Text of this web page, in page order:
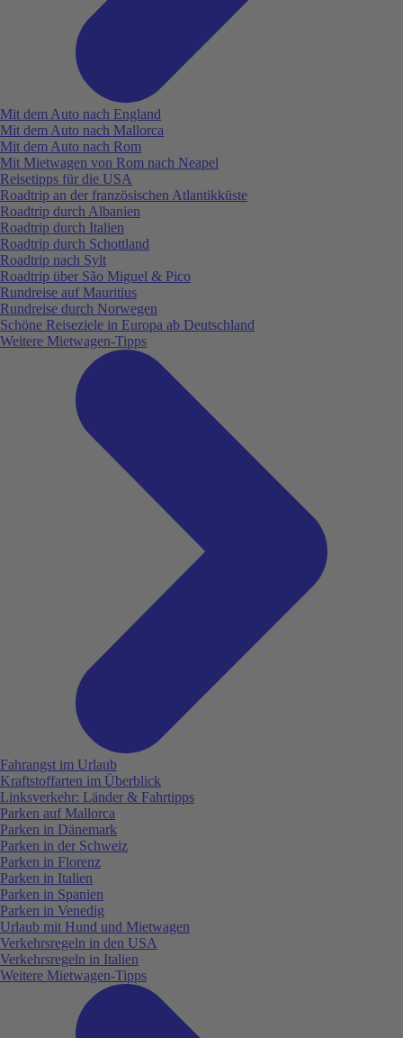
Mit dem Auto nach England
Mit dem Auto nach Mallorca
Mit dem Auto nach Rom
Mit Mietwagen von Rom nach Neapel
Reisetipps für die USA
Roadtrip an der französischen Atlantikküste
Roadtrip durch Albanien
Roadtrip durch Italien
Roadtrip durch Schottland
Roadtrip nach Sylt
Roadtrip über São Miguel & Pico
Rundreise auf Mauritius
Rundreise durch Norwegen
Schöne Reiseziele in Europa ab Deutschland
Weitere Mietwagen-Tipps
Fahrangst im Urlaub
Kraftstoffarten im Überblick
Linksverkehr: Länder & Fahrtipps
Parken auf Mallorca
Parken in Dänemark
Parken in der Schweiz
Parken in Florenz
Parken in Italien
Parken in Spanien
Parken in Venedig
Urlaub mit Hund und Mietwagen
Verkehrsregeln in den USA
Verkehrsregeln in Italien
Weitere Mietwagen-Tipps